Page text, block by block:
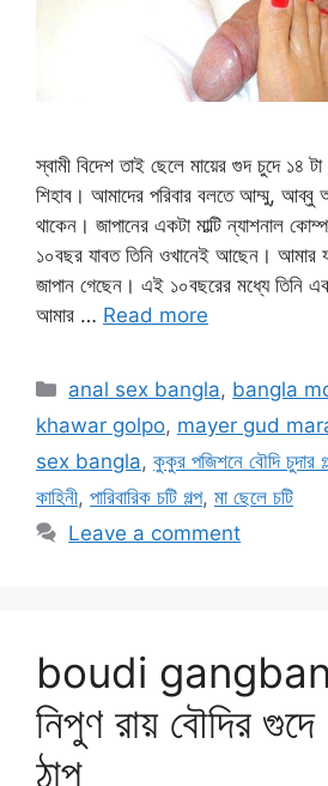
স্বামী বিদেশ তাই ছেলে মায়ের গুদ চুদে
শিহাব। আমাদের পরিবার বলতে আম্মু,
থাকেন। জাপানের একটা মাল্টি ন্যাশনাল
১০বছর যাবত তিনি ওখানেই আছেন। আমার
জাপান গেছেন। এই ১০বছরের মধ্যে তিনি
আমার … Read more
Categories
anal sex bangla, bangla
khawar golpo, mayer gud
sex bangla, কুকুর পজিশনে বৌদি চুদার
কাহিনী, পারিবারিক চটি গল্প, মা ছেলে চটি
Leave a comment
boudi
নিপুণ রায় বৌদির
ঠাপ